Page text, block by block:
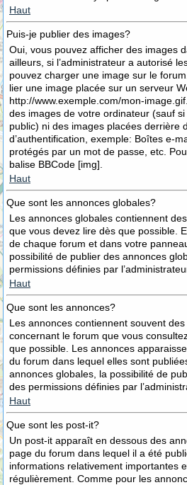
Haut
Puis-je publier des images?
Oui, vous pouvez afficher des images
ailleurs, si l’administrateur a autorisé
pouvez charger une image sur le
lier une image placée sur un serveur
http://www.exemple.com/mon-
des images de votre ordinateur (sauf si
public) ni des images placées derrière
d’authentification, exemple: Boîtes e-
protégés par un mot de passe, etc.
balise BBCode [img].
Haut
Que sont les annonces globales?
Les annonces globales contiennent
que vous devez lire dès que possible.
de chaque forum et dans votre
possibilité de publier des annonces
permissions définies par
Haut
Que sont les annonces?
Les annonces contiennent souvent
concernant le forum que vous
que possible. Les annonces
du forum dans lequel elles sont
annonces globales, la possibilité de
des permissions définies par
Haut
Que sont les post-it?
Un post-it apparaît en dessous des
page du forum dans lequel il a été
informations relativement importantes
régulièrement. Comme pour les